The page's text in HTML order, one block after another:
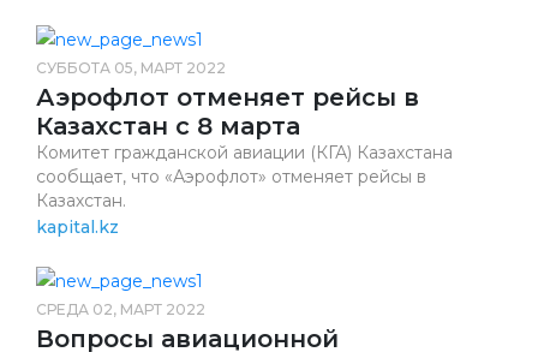
СУББОТА 05, МАРТ 2022
Аэрофлот отменяет рейсы в
Казахстан с 8 марта
Комитет гражданской авиации (КГА) Казахстана
сообщает, что «Аэрофлот» отменяет рейсы в
Казахстан.
kapital.kz
СРЕДА 02, МАРТ 2022
Вопросы авиационной